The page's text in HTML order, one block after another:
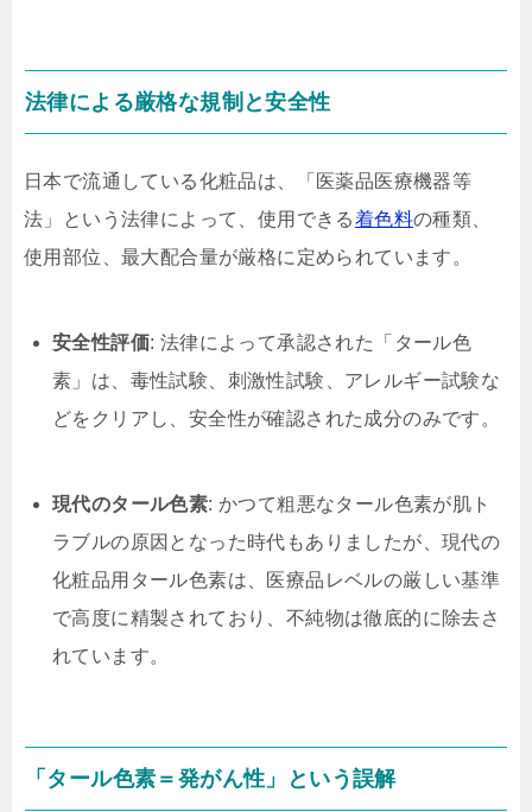
法律による厳格な規制と安全性
日本で流通している化粧品は、「医薬品医療機器等
法」という法律によって、使用できる着色料の種類、
使用部位、最大配合量が厳格に定められています。
安全性評価: 法律によって承認された「タール色
素」は、毒性試験、刺激性試験、アレルギー試験な
どをクリアし、安全性が確認された成分のみです。
現代のタール色素: かつて粗悪なタール色素が肌ト
ラブルの原因となった時代もありましたが、現代の
化粧品用タール色素は、医療品レベルの厳しい基準
で高度に精製されており、不純物は徹底的に除去さ
れています。
「タール色素＝発がん性」という誤解